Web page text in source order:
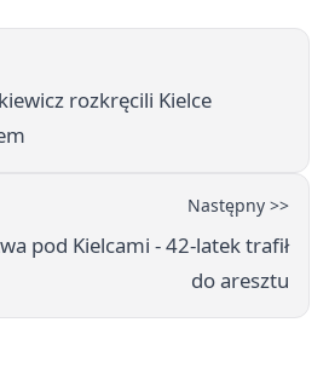
rozkręcili Kielce
Następny >>
pod Kielcami - 42-latek trafił
do aresztu